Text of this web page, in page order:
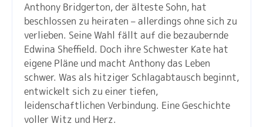
Anthony Bridgerton, der älteste Sohn, hat
beschlossen zu heiraten – allerdings ohne sich zu
verlieben. Seine Wahl fällt auf die bezaubernde
Edwina Sheffield. Doch ihre Schwester Kate hat
eigene Pläne und macht Anthony das Leben
schwer. Was als hitziger Schlagabtausch beginnt,
entwickelt sich zu einer tiefen,
leidenschaftlichen Verbindung. Eine Geschichte
voller Witz und Herz.